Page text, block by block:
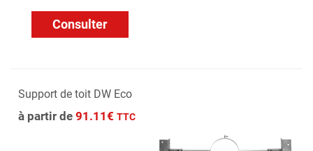
Consulter
Support de toit DW Eco
à partir de 91.11€ TTC